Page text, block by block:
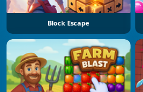
Block Escape